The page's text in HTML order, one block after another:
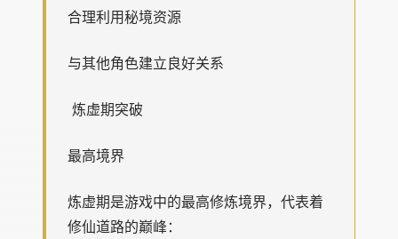
合理利用秘境资源
与其他角色建立良好关系
炼虚期突破
最高境界
炼虚期是游戏中的最高修炼境界，代表着
修仙道路的巅峰：